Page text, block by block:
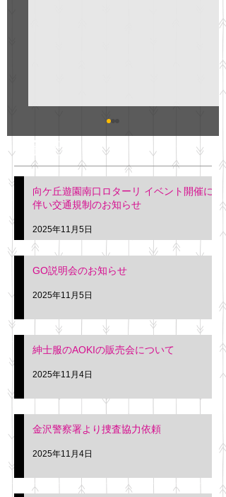
明日(11月6日)午後3時～5
階会議室にてGOの説明会
を行います。 神奈川個人
タクシー協同組合 専務 佐
久間
最新記事
向ケ丘遊園南口ロターリ イベント開催に
伴い交通規制のお知らせ
2025年11月5日
GO説明会のお知らせ
2025年11月5日
紳士服のAOKIの販売会について
2025年11月4日
金沢警察署より捜査協力依頼
2025年11月4日